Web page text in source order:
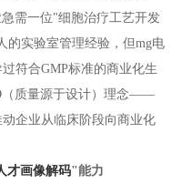
需一位"细胞治疗工艺开发
的实验室管理经验，但mg电
符合GMP标准的商业化生
（质量源于设计）理念——
企业从临床阶段向商业化
才画像解码"能力